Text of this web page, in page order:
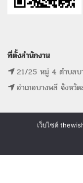
ที่ตั้งสำนักงาน
21/25 หมู่ 4 ตำบล
อำเภอบางพลี จังหวั
หน้าแรก
เว็บไซต์